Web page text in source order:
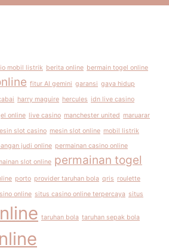
mobil listrik berita online bermain togel online
fitur AI gemini garansi gaya hidup
harry maguire hercules idn live casino
online live casino manchester united maruarar
slot casino mesin slot online mobil listrik
judi online permainan casino online
slot online permainan togel
porto provider taruhan bola qris roulette
online situs casino online terpercaya situs
taruhan bola taruhan sepak bola